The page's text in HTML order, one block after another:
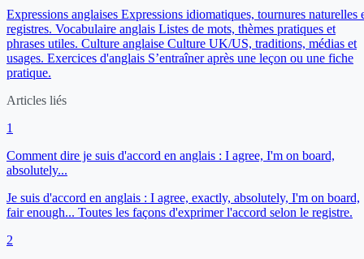
Expressions anglaises Expressions idiomatiques, tournures naturelles
registres. Vocabulaire anglais Listes de mots, thèmes pratiques et
phrases utiles. Culture anglaise Culture UK/US, traditions, médias et
usages. Exercices d'anglais S’entraîner après une leçon ou une fiche
pratique.
Articles liés
1
Comment dire je suis d'accord en anglais : I agree, I'm on board,
absolutely...
Je suis d'accord en anglais : I agree, exactly, absolutely, I'm on board,
fair enough... Toutes les façons d'exprimer l'accord selon le registre.
2